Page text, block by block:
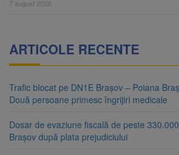
7 august 2026
ARTICOLE RECENTE
Trafic blocat pe DN1E Brașov – Poiana
Două persoane primesc îngrijiri medicale
Dosar de evaziune fiscală de peste
Brașov după plata prejudiciului